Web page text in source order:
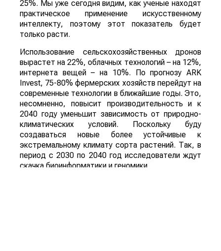
25%. Мы уже сегодня видим, как ученые находят
практическое применение искусственному
интеллекту, поэтому этот показатель будет
только расти.
Использование сельскохозяйственных дронов
вырастет на 22%, облачных технологий – на 12%,
интернета вещей – на 10%. По прогнозу ARK
Invest, 75-80% фермерских хозяйств перейдут на
современные технологии в ближайшие годы. Это,
несомненно, повысит производительность и к
2040 году уменьшит зависимость от природно-
климатических условий. Поскольку буду
создаваться новые более устойчивые к
экстремальному климату сорта растений. Так, в
период с 2030 по 2040 год исследователи ждут
скачка биоинформатики и геномики.